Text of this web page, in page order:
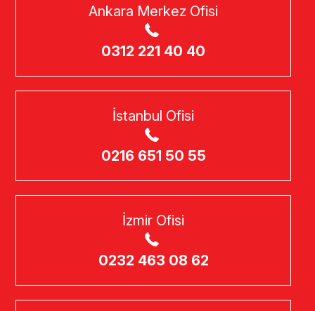
Ankara Merkez Ofisi
0312 221 40 40
İstanbul Ofisi
0216 651 50 55
İzmir Ofisi
0232 463 08 62